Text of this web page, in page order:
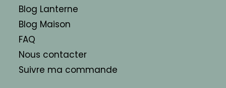
Blog Lanterne
Blog Maison
FAQ
Nous contacter
Suivre ma commande